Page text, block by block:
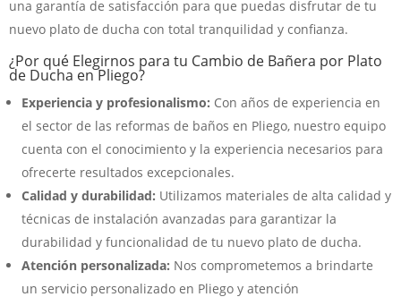
una garantía de satisfacción para que puedas disfrutar de tu
nuevo plato de ducha con total tranquilidad y confianza.
¿Por qué Elegirnos para tu Cambio de Bañera por Plato
de Ducha en Pliego?
Experiencia y profesionalismo: Con años de experiencia en
el sector de las reformas de baños en Pliego, nuestro equipo
cuenta con el conocimiento y la experiencia necesarios para
ofrecerte resultados excepcionales.
Calidad y durabilidad: Utilizamos materiales de alta calidad y
técnicas de instalación avanzadas para garantizar la
durabilidad y funcionalidad de tu nuevo plato de ducha.
Atención personalizada: Nos comprometemos a brindarte
un servicio personalizado en Pliego y atención